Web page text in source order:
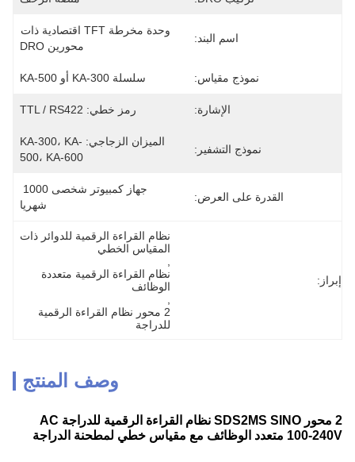
اسم البند:
محورين DRO
نموذج مقياس: سلسلة KA-300 أو KA-500
الإشارة: رمز خطي: TTL / RS422
نموذج التشفير:
الميزان الزجاجي: KA-300، KA-
500، KA-600
القدرة على العرض:
شهريا
إبراز:
المقياس الخطي
الوظائف
للدراجة
وصف المنتج
2 محور SDS2MS SINO نظام القراءة الرقمية للدراجة AC
100-240V متعدد الوظائف مع مقياس خطي لمطحنة الدراجة